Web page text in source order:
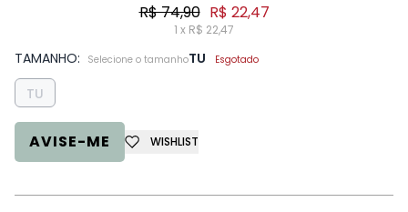
R$ 74,90 R$ 22,47
1 x R$ 22,47
TAMANHO: Selecione o tamanhoTU Esgotado
TU
AVISE-ME WISHLIST